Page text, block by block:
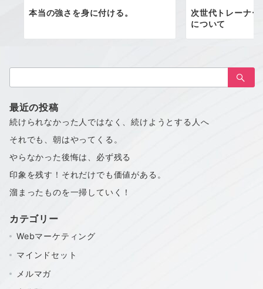
本当の強さを身に付ける。
次世代トレーナ
について
索：
最近の投稿
続けられなかった人ではなく、続けようとする人へ
それでも、朝はやってくる。
やらなかった後悔は、必ず残る
印象を残す！それだけでも価値がある。
溜まったものを一掃していく！
カテゴリー
Webマーケティング
マインドセット
メルマガ